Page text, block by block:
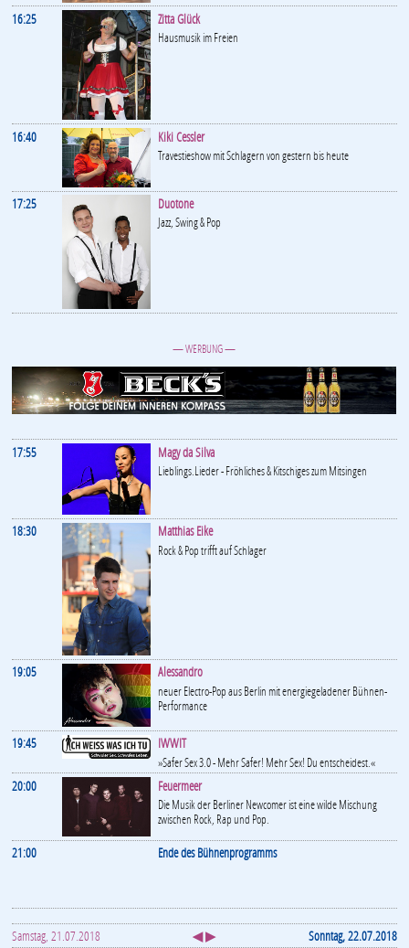
16:25 Zitta Glück
Hausmusik im Freien
16:40 Kiki Cessler
Travestieshow mit Schlagern von gestern bis heute
17:25 Duotone
Jazz, Swing & Pop
— WERBUNG —
17:55 Magy da Silva
Lieblings.Lieder - Fröhliches & Kitschiges zum Mitsingen
18:30 Matthias Eike
Rock & Pop trifft auf Schlager
19:05 Alessandro
neuer Electro-Pop aus Berlin mit energiegeladener Bühnen-
Performance
19:45 IWWIT
»Safer Sex 3.0 - Mehr Safer! Mehr Sex! Du entscheidest.«
20:00 Feuermeer
Die Musik der Berliner Newcomer ist eine wilde Mischung
zwischen Rock, Rap und Pop.
21:00 Ende des Bühnenprogramms
Samstag, 21.07.2018 ◀ ▶ Sonntag, 22.07.2018